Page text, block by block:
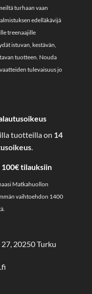
turhaan vaan
edelläkävijä
treenaajille
istuvan, kestävän,
tuotteen. Nouda
tulevaisuus jo
tuotteilla on 14
.
tilauksiin
Matkahuollon
vaihtoehdon 1400
20250 Turku